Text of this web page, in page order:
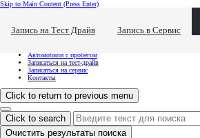
Skip to Main Content (Press Enter)
Запись на Тест Драйв Запись в Сервис
Хочу посмотреть... Click to close the reach out overlay
Автомобили с пробегом
Записаться на тест-драйв
Записаться на сервис
Контакты
Click to return to previous menu
Click to search
Очистить результаты поиска